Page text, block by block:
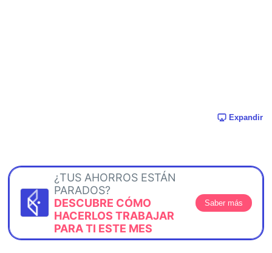
Expandir
¿TUS AHORROS ESTÁN
PARADOS?
DESCUBRE CÓMO
HACERLOS TRABAJAR
PARA TI ESTE MES
Saber más